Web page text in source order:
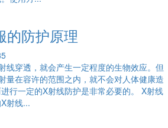
的防护原理
线穿透，就会产生一定程度的生物效应。但
量在容许的范围之内，就不会对人体健康造
行一定的X射线防护是非常必要的。 X射线
射线...